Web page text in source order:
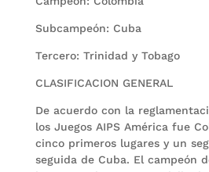
Subcampeón: Cuba
Tercero: Trinidad y Tobago
CLASIFICACION GENERAL
De acuerdo con la
los Juegos AIPS América fue
cinco primeros lugares y un
seguida de Cuba. El campeón